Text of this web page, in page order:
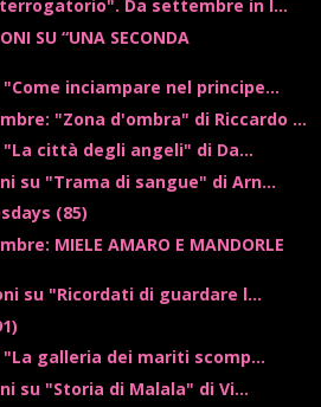
Da settembre in l...
SU “UNA SECONDA
inciampare nel principe...
"Zona d'ombra" di Riccardo ...
città degli angeli" di Da...
su "Trama di sangue" di Arn...
(85)
MIELE AMARO E MANDORLE
su "Ricordati di guardare l...
galleria dei mariti scomp...
su "Storia di Malala" di Vi...